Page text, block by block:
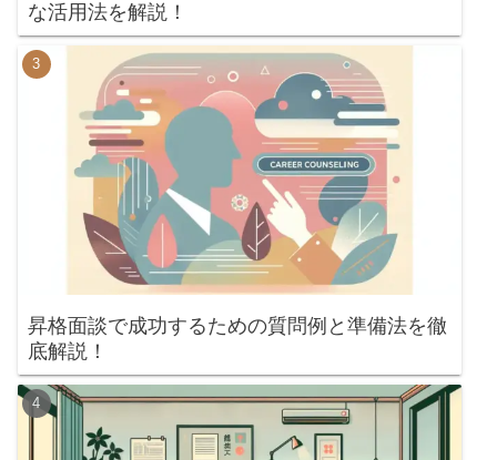
な活用法を解説！
昇格面談で成功するための質問例と準備法を徹
底解説！